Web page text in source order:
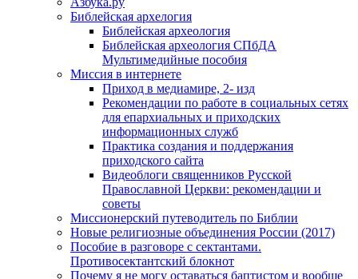
Библейская архелогия
Библейская археология
Библейская археология СПбДА
Мультимедийные пособия
Миссия в интернете
Приход в медиамире, 2- изд
Рекомендации по работе в социальных сетях
для епархиальных и приходских
информационных служб
Практика создания и поддержания
приходского сайта
Видеоблоги священников Русской
Православной Церкви: рекомендации и
советы
Миссионерский путеводитель по Библии
Новые религиозные объединения России (2017)
Пособие в разговоре с сектантами.
Противосектантский блокнот
Почему я не могу оставаться баптистом и вообще